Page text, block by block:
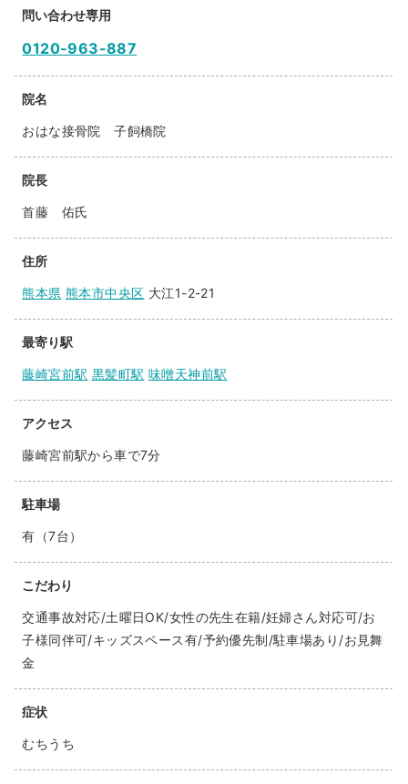
問い合わせ専用
0120-963-887
院名
おはな接骨院 子飼橋院
院長
首藤 佑氏
住所
熊本県 熊本市中央区 大江1-2-21
最寄り駅
藤崎宮前駅 黒髪町駅 味噌天神前駅
アクセス
藤崎宮前駅から車で7分
駐車場
有（7台）
こだわり
交通事故対応/土曜日OK/女性の先生在籍/妊婦さん対応可/お
子様同伴可/キッズスペース有/予約優先制/駐車場あり/お見舞
金
症状
むちうち